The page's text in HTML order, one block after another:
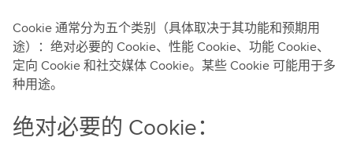
Cookie 通常分为五个类别（具体取决于其功能和预期用
途）：绝对必要的 Cookie、性能 Cookie、功能 Cookie、
定向 Cookie 和社交媒体 Cookie。某些 Cookie 可能用于多
种用途。
绝对必要的 Cookie：